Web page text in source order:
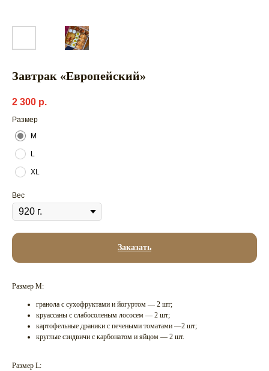
Завтрак «Европейский»
2 300 р.
Размер
М
L
XL
Вес
Заказать
Размер М:
гранола с сухофруктами и йогуртом — 2 шт;
круассаны с слабосоленым лососем — 2 шт;
картофельные драники с печеными томатами —2 шт;
круглые сэндвичи с карбонатом и яйцом — 2 шт.
Размер L: